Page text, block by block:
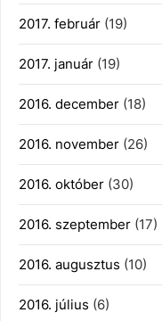
2017. február (19)
2017. január (19)
2016. december (18)
2016. november (26)
2016. október (30)
2016. szeptember (17)
2016. augusztus (10)
2016. július (6)